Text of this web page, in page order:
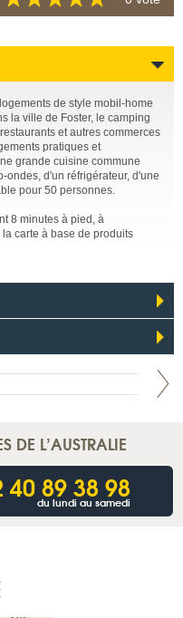
de style mobil-home
la ville de Foster, le camping
et autres commerces
pratiques et
grande cuisine commune
ondes, d'un réfrigérateur, d'une
pour 50 personnes.
8 minutes à pied, à
carte à base de produits
DE L’AUSTRALIE
40 89 38 98
du lundi au samedi